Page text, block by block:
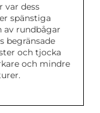
var dess
spänstiga
av rundbågar
begränsade
och tjocka
och mindre